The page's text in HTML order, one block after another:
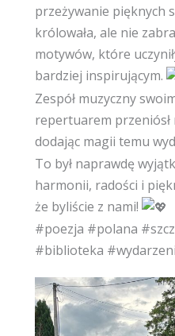
przeżywanie pięknych
królowała, ale nie
motywów, które
bardziej inspirującym.
Zespół muzyczny
repertuarem przeniósł
dodając magii temu
To był naprawdę
harmonii, radości i
że byliście z nami!
#poezja #polana
#biblioteka